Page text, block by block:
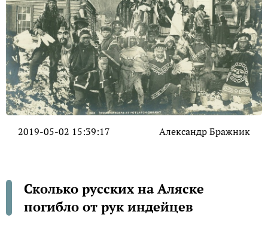
2019-05-02 15:39:17 Александр Бражник
Сколько русских на Аляске
погибло от рук индейцев